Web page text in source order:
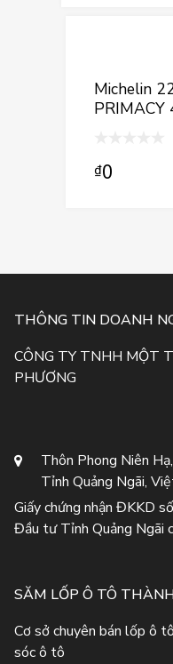
Michelin
PRIMACY
₫0
THÔNG TIN DOANH
CÔNG TY TNHH MỘT
PHƯƠNG
Thôn Phong Niên
Tỉnh Quảng Ngãi,
Giấy chứng nhận ĐKKD
Đầu tư Tỉnh Quảng Ngãi
SĂM LỐP Ô TÔ
Cơ sở chuyên bán lốp ô
sóc ô tô